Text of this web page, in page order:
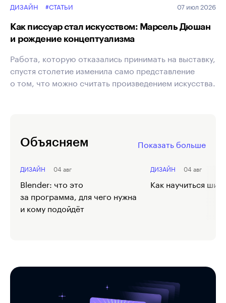
ДИЗАЙН #СТАТЬИ 07 июл 2026
Как писсуар стал искусством: Марсель Дюшан
и рождение концептуализма
Работа, которую отказались принимать на выставку,
спустя столетие изменила само представление
о том, что можно считать произведением искусства.
Объясняем Показать больше
04 авг
ДИЗАЙН
Blender: что это
за программа, для чего нужна
и кому подойдёт
04 авг
ДИЗАЙН
Как научиться